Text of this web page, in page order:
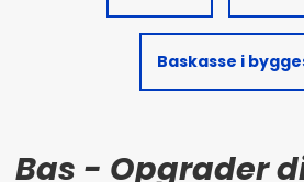
Baskasse i
Bas - Opgrader